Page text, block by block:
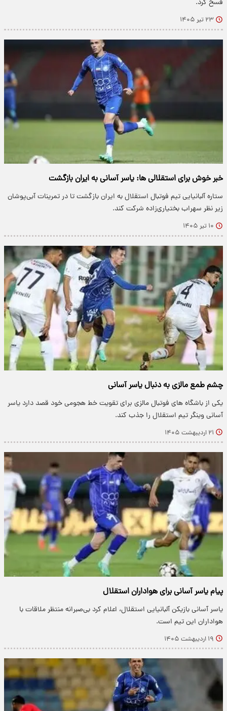
فسخ کرد.
۲۳ تیر ۱۴۰۵
خبر خوش برای استقلالی ها: یاسر آسانی به ایران بازگشت
ستاره آلبانیایی تیم فوتبال استقلال به ایران بازگشت تا در تمرینات آبی‌پوشان
زیر نظر سهراب بختیاری‌زاده شرکت کند.
۱۰ تیر ۱۴۰۵
چشم طمع مالزی به دنبال یاسر آسانی
یکی از باشگاه های فوتبال مالزی برای تقویت خط هجومی خود قصد دارد یاسر
آسانی وینگر تیم استقلال را جذب کند.
۲۱ اردیبهشت ۱۴۰۵
پیام یاسر آسانی برای هواداران استقلال
یاسر آسانی بازیکن آلبانیایی استقلال، اعلام کرد بی‌صبرانه منتظر ملاقات با
هواداران این تیم است.
۱۹ اردیبهشت ۱۴۰۵